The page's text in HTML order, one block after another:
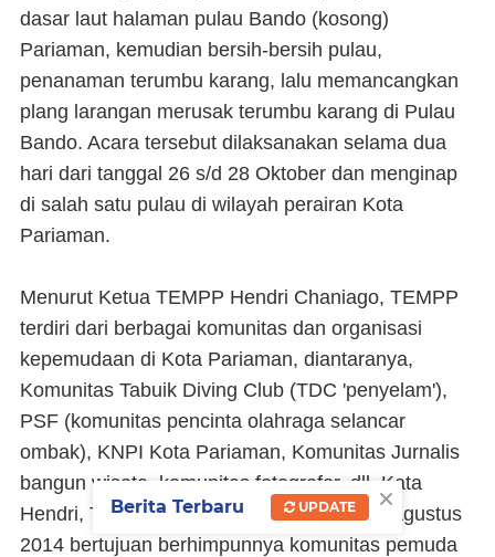
dasar laut halaman pulau Bando (kosong)
Pariaman, kemudian bersih-bersih pulau,
penanaman terumbu karang, lalu memancangkan
plang larangan merusak terumbu karang di Pulau
Bando. Acara tersebut dilaksanakan selama dua
hari dari tanggal 26 s/d 28 Oktober dan menginap
di salah satu pulau di wilayah perairan Kota
Pariaman.
Menurut Ketua TEMPP Hendri Chaniago, TEMPP
terdiri dari berbagai komunitas dan organisasi
kepemudaan di Kota Pariaman, diantaranya,
Komunitas Tabuik Diving Club (TDC 'penyelam'),
PSF (komunitas pencinta olahraga selancar
ombak), KNPI Kota Pariaman, Komunitas Jurnalis
bangun wisata, komunitas fotografer, dll. Kata
Hendri, TEMPP didirikan pada tanggal 17 Agustus
2014 bertujuan berhimpunnya komunitas pemuda
×
Berita Terbaru UPDATE